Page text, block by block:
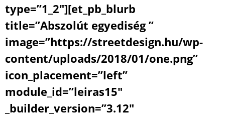
type=”1_2″][et_pb_blurb
title=”Abszolút egyediség ”
image=”https://streetdesign.hu/wp-
content/uploads/2018/01/one.png”
icon_placement=”left”
module_id=”leiras15″
_builder_version=”3.12″